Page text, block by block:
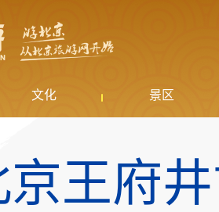
文化 景区
京王府